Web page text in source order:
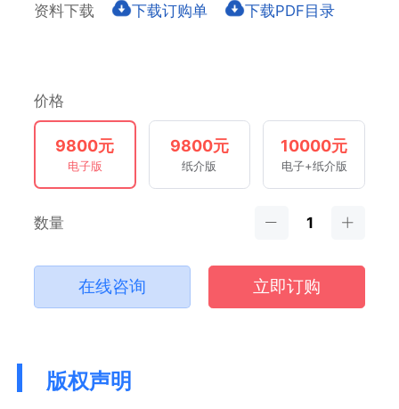
资料下载 下载订购单 下载PDF目录
价格
9800元
电子版
9800元
纸介版
10000元
电子+纸介版
数量
在线咨询 立即订购
版权声明